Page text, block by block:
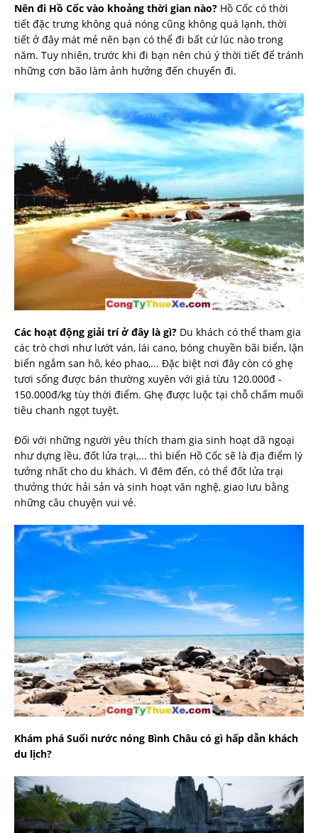
Nên đi Hồ Cốc vào khoảng thời gian nào? Hồ Cốc có thời
tiết đặc trưng không quá nóng cũng không quá lạnh, thời
tiết ở đây mát mẻ nên bạn có thể đi bất cứ lúc nào trong
năm. Tuy nhiên, trước khi đi bạn nên chú ý thời tiết để tránh
những cơn bão làm ảnh hưởng đến chuyến đi.
Các hoạt động giải trí ở đây là gì? Du khách có thể tham gia
các trò chơi như lướt ván, lái cano, bóng chuyền bãi biển, lặn
biển ngắm san hô, kéo phao,... Đặc biệt nơi đây còn có ghẹ
tươi sống được bán thường xuyên với giá từu 120.000đ -
150.000đ/kg tùy thời điểm. Ghẹ được luộc tại chỗ chấm muối
tiêu chanh ngọt tuyệt.
Đối với những người yêu thích tham gia sinh hoạt dã ngoại
như dựng lều, đốt lửa trại,... thì biển Hồ Cốc sẽ là địa điểm lý
tưởng nhất cho du khách. Vì đêm đến, có thể đốt lửa trại
thưởng thức hải sản và sinh hoạt văn nghệ, giao lưu bằng
những câu chuyện vui vẻ.
Khám phá Suối nước nóng Bình Châu có gì hấp dẫn khách
du lịch?